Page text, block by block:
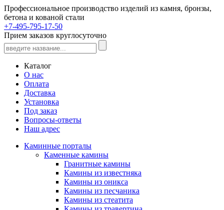
Профессиональное производство изделий из камня, бронзы,
бетона и кованой стали
+7-495-795-17-50
Прием заказов круглосуточно
Каталог
О нас
Оплата
Доставка
Установка
Под заказ
Вопросы-ответы
Наш адрес
Каминные порталы
Каменные камины
Гранитные камины
Камины из известняка
Камины из оникса
Камины из песчаника
Камины из стеатита